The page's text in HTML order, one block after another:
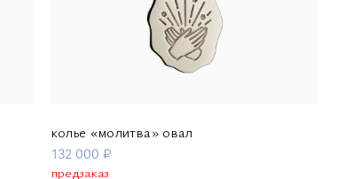
колье «молитва» овал
132 000 ₽
предзаказ